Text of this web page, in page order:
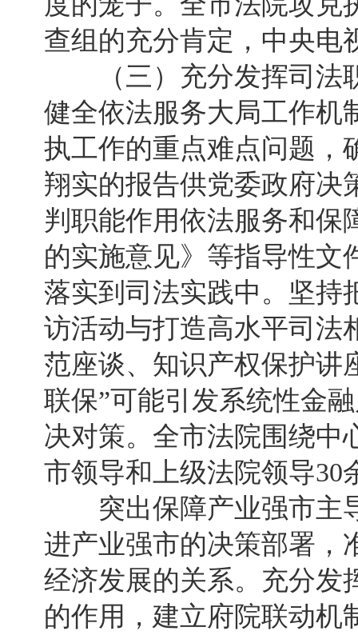
查组的充分肯定，中央电
（三）充分发挥司法
健全依法服务大局工作机
执工作的重点难点问题，
翔实的报告供党委政府决
判职能作用依法服务和保
的实施意见》等指导性文
落实到司法实践中。坚持
访活动与打造高水平司法
范座谈、知识产权保护讲
联保”可能引发系统性金
决对策。全市法院围绕中
市领导和上级法院领导30
突出保障产业强市主
进产业强市的决策部署，
经济发展的关系。充分发
的作用，建立府院联动机